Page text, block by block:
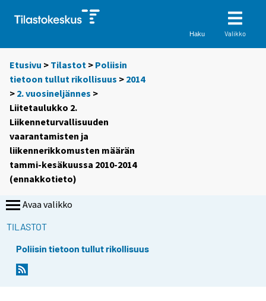
Haku Valikko
Etusivu > Tilastot > Poliisin
tietoon tullut rikollisuus > 2014
> 2. vuosineljännes >
Liitetaulukko 2.
Liikenneturvallisuuden
vaarantamisten ja
liikennerikkomusten määrän
tammi-kesäkuussa 2010-2014
(ennakkotieto)
Avaa valikko
TILASTOT
Poliisin tietoon tullut rikollisuus